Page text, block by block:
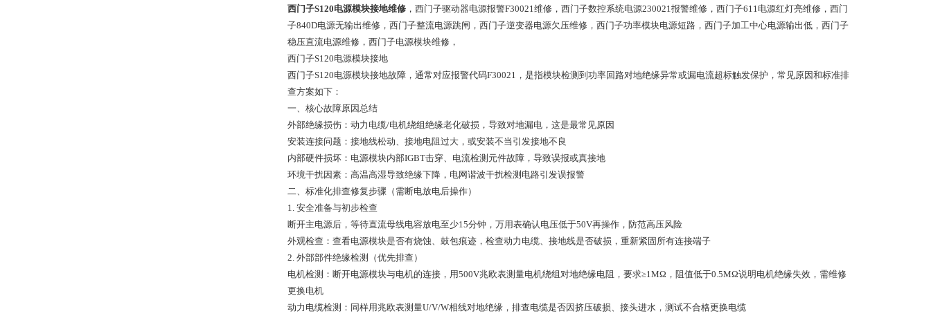
西门子S120电源模块接地维修 ，西门子驱动器电源报警F30021维修，西门子数控系统电源230021报警维修，西门子611电源红灯亮维修，西门
子840D电源无输出维修，西门子整流电源跳闸，西门子逆变器电源欠压维修，西门子功率模块电源短路，西门子加工中心电源输出低，西门子
稳压直流电源维修，西门子电源模块维修，
西门子S120电源模块接地
西门子S120电源模块接地故障，通常对应报警代码F30021，是指模块检测到功率回路对地绝缘异常或漏电流超标触发保护，常见原因和标准排
一、核心故障原因总结
外部绝缘损伤‌：动力电缆/电机绕组绝缘老化破损，导致对地漏电，这是最常见原因
安装连接问题‌：接地线松动、接地电阻过大，或安装不当引发接地不良
内部硬件损坏‌：电源模块内部IGBT击穿、电流检测元件故障，导致误报或真接地
环境干扰因素‌：高温高湿导致绝缘下降，电网谐波干扰检测电路引发误报警
二、标准化排查修复步骤（需断电放电后操作）
1. 安全准备与初步检查
断开主电源后，等待直流母线电容放电‌至少15分钟‌，万用表确认电压低于50V再操作，防范高压风险
外观检查：查看电源模块是否有烧蚀、鼓包痕迹，检查动力电缆、接地线是否破损，重新紧固所有连接端子
2. 外部部件绝缘检测（优先排查）
电机检测‌：断开电源模块与电机的连接，用500V兆欧表测量电机绕组对地绝缘电阻，要求≥‌1MΩ‌，阻值低于0.5MΩ说明电机绝缘失效，需维修
更换电机
动力电缆检测‌：同样用兆欧表测量U/V/W相线对地绝缘，排查电缆是否因挤压破损、接头进水，测试不合格更换电缆